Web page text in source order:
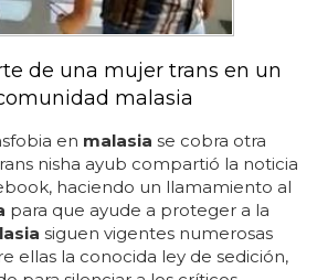
de una mujer trans en un
malasia
en malasia se cobra otra
nisha ayub compartió la noticia
haciendo un llamamiento al
para que ayude a proteger a la
siguen vigentes numerosas
ellas la conocida ley de sedición,